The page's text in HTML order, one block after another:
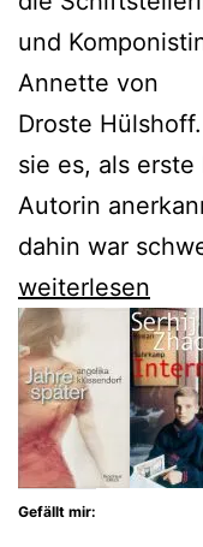
und
Annette von
Droste
sie es, als
Autorin
dahin war
Der
wunderbare
Roman
von
Karen
Duve
weiterlesen
Gefällt mir: